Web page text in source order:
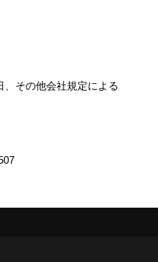
、その他会社規定による
All Rights Reserved.